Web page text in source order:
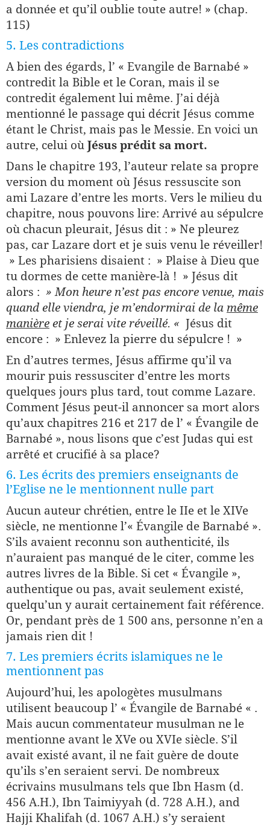
a donnée et qu’il oublie toute autre! » (chap.
115)
5. Les contradictions
A bien des égards, l’ « Evangile de Barnabé »
contredit la Bible et le Coran, mais il se
contredit également lui même. J’ai déjà
mentionné le passage qui décrit Jésus comme
étant le Christ, mais pas le Messie. En voici un
autre, celui où Jésus prédit sa mort.
Dans le chapitre 193, l’auteur relate sa propre
version du moment où Jésus ressuscite son
ami Lazare d’entre les morts. Vers le milieu du
chapitre, nous pouvons lire: Arrivé au sépulcre
où chacun pleurait, Jésus dit : » Ne pleurez
pas, car Lazare dort et je suis venu le réveiller!
» Les pharisiens disaient : » Plaise à Dieu que
tu dormes de cette manière-là ! » Jésus dit
alors : » Mon heure n’est pas encore venue, mais
quand elle viendra, je m’endormirai de la même
manière et je serai vite réveillé. « Jésus dit
encore : » Enlevez la pierre du sépulcre ! »
En d’autres termes, Jésus affirme qu’il va
mourir puis ressusciter d’entre les morts
quelques jours plus tard, tout comme Lazare.
Comment Jésus peut-il annoncer sa mort alors
qu’aux chapitres 216 et 217 de l’ « Évangile de
Barnabé », nous lisons que c’est Judas qui est
arrêté et crucifié à sa place?
6. Les écrits des premiers enseignants de
l’Eglise ne le mentionnent nulle part
Aucun auteur chrétien, entre le IIe et le XIVe
siècle, ne mentionne l’« Évangile de Barnabé ».
S’ils avaient reconnu son authenticité, ils
n’auraient pas manqué de le citer, comme les
autres livres de la Bible. Si cet « Évangile »,
authentique ou pas, avait seulement existé,
quelqu’un y aurait certainement fait référence.
Or, pendant près de 1 500 ans, personne n’en a
jamais rien dit !
7. Les premiers écrits islamiques ne le
mentionnent pas
Aujourd’hui, les apologètes musulmans
utilisent beaucoup l’ « Évangile de Barnabé « .
Mais aucun commentateur musulman ne le
mentionne avant le XVe ou XVIe siècle. S’il
avait existé avant, il ne fait guère de doute
qu’ils s’en seraient servi. De nombreux
écrivains musulmans tels que Ibn Hasm (d.
456 A.H.), Ibn Taimiyyah (d. 728 A.H.), and
Hajji Khalifah (d. 1067 A.H.) s’y seraient